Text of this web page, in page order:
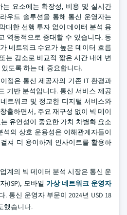
는 요소에는 확장성, 비용 및 실시간
우드 솔루션을 통해 통신 운영자는
대한 선행 투자 없이 데이터 분석 용
역동적으로 증대할 수 있습니다. 동
네트워크 수요가 높은 데이터 흐름
는 감소로 비교적 짧은 시간 내에 변
도록 하는 데 중요합니다.
점은 통신 제공자의 기존 IT 환경과
기반 분석입니다. 통신 서비스 제공
트워크 및 정교한 디지털 서비스와
출하면서, 주요 재구성 없이 빅 데이
유연성이 중요한 가치 차별화 요소
석의 상호 운용성은 이해관계자들이
쳐 더 용이하게 인사이트를 활용하
계의 빅 데이터 분석 시장은 통신 운
(ISP), 모바일 가상 네트워크 운영자
. 통신 운영자 부문이 2024년 USD 18
했습니다.